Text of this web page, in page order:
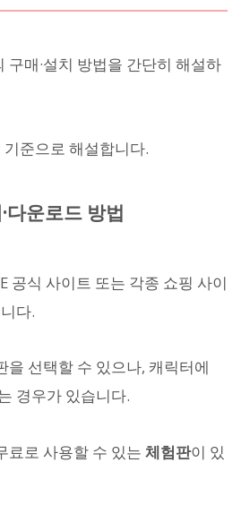
구매·설치 방법을 간단히 해설하
기준으로 해설합니다.
다운로드 방법
공식 사이트 또는 각종 쇼핑 사이
다.
을 선택할 수 있으나, 캐릭터에
경우가 있습니다.
료로 사용할 수 있는 체험판이 있